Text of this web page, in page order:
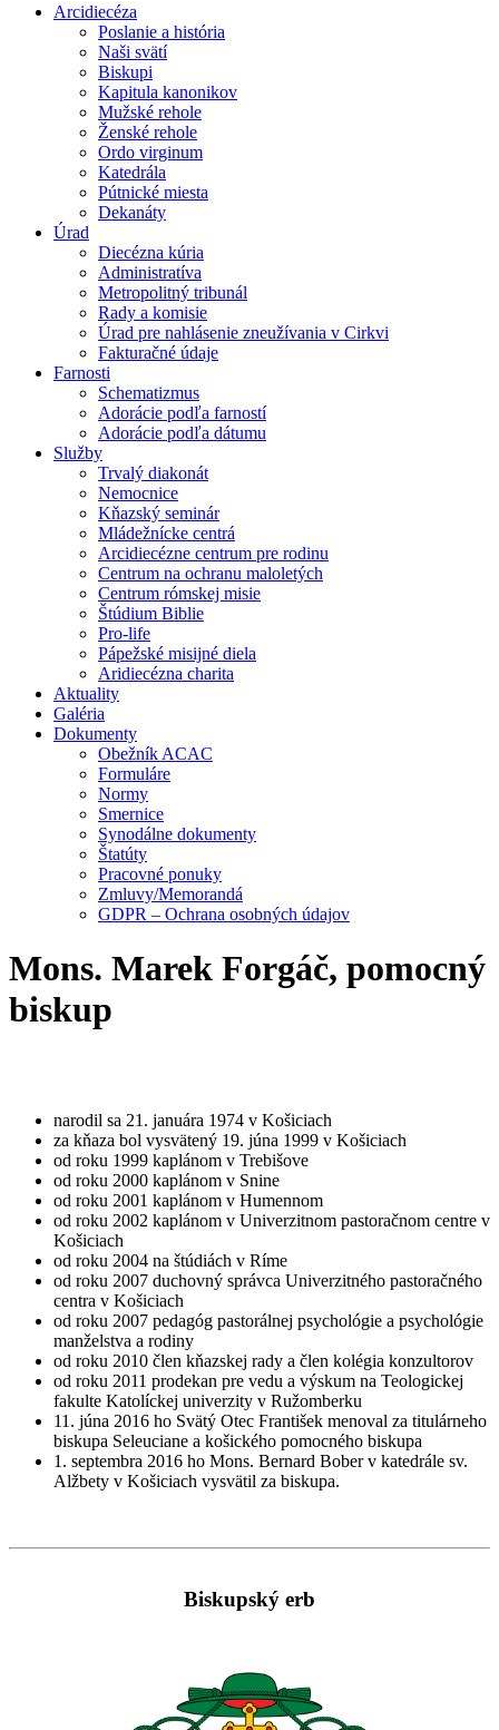
Arcidiecéza
Poslanie a história
Naši svätí
Biskupi
Kapitula kanonikov
Mužské rehole
Ženské rehole
Ordo virginum
Katedrála
Pútnické miesta
Dekanáty
Úrad
Diecézna kúria
Administratíva
Metropolitný tribunál
Rady a komisie
Úrad pre nahlásenie zneužívania v Cirkvi
Fakturačné údaje
Farnosti
Schematizmus
Adorácie podľa farností
Adorácie podľa dátumu
Služby
Trvalý diakonát
Nemocnice
Kňazský seminár
Mládežnícke centrá
Arcidiecézne centrum pre rodinu
Centrum na ochranu maloletých
Centrum rómskej misie
Štúdium Biblie
Pro-life
Pápežské misijné diela
Aridiecézna charita
Aktuality
Galéria
Dokumenty
Obežník ACAC
Formuláre
Normy
Smernice
Synodálne dokumenty
Štatúty
Pracovné ponuky
Zmluvy/Memorandá
GDPR – Ochrana osobných údajov
Mons. Marek Forgáč, pomocný
biskup
narodil sa 21. januára 1974 v Košiciach
za kňaza bol vysvätený 19. júna 1999 v Košiciach
od roku 1999 kaplánom v Trebišove
od roku 2000 kaplánom v Snine
od roku 2001 kaplánom v Humennom
od roku 2002 kaplánom v Univerzitnom pastoračnom centre v
Košiciach
od roku 2004 na štúdiách v Ríme
od roku 2007 duchovný správca Univerzitného pastoračného
centra v Košiciach
od roku 2007 pedagóg pastorálnej psychológie a psychológie
manželstva a rodiny
od roku 2010 člen kňazskej rady a člen kolégia konzultorov
od roku 2011 prodekan pre vedu a výskum na Teologickej
fakulte Katolíckej univerzity v Ružomberku
11. júna 2016 ho Svätý Otec František menoval za titulárneho
biskupa Seleuciane a košického pomocného biskupa
1. septembra 2016 ho Mons. Bernard Bober v katedrále sv.
Alžbety v Košiciach vysvätil za biskupa.
Biskupský erb